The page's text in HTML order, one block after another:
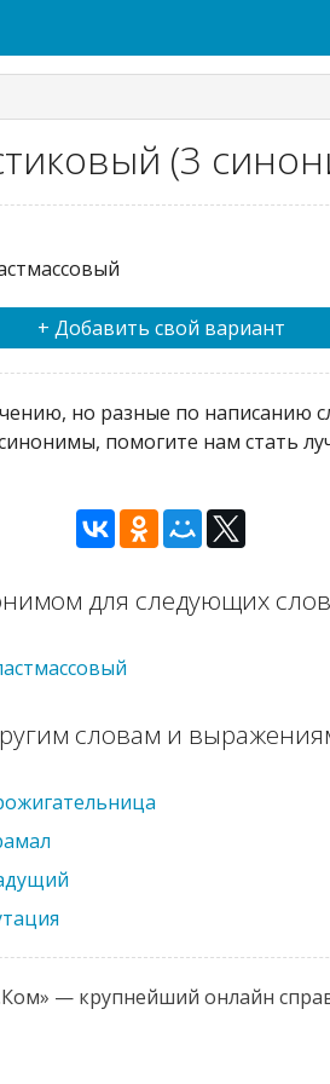
(3
+ Добавить свой вариант
но разные по написанию
помогите нам стать
для следующих
словам и
— крупнейший онлайн